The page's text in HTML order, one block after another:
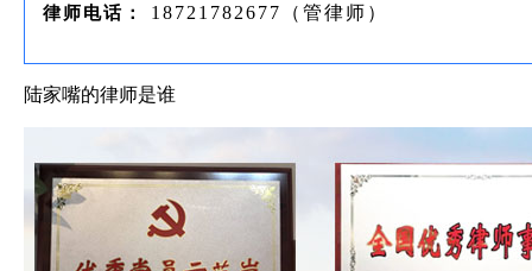
律师电话： 18721782677（管律师）
陆家嘴的律师是谁